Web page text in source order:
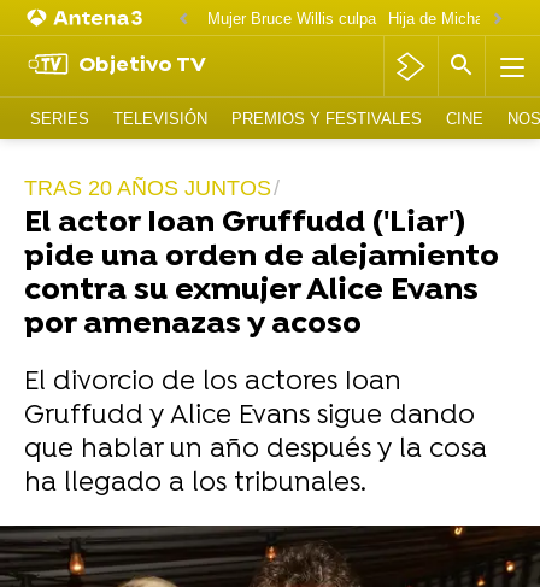
Mujer Bruce Willis culpa
Objetivo TV
SERIES TELEVISIÓN PREMIOS Y FESTIVALES CINE
TRAS 20 AÑOS JUNTOS
El actor Ioan Gruffudd ('Liar')
pide una orden de alejamiento
contra su exmujer Alice Evans
por amenazas y acoso
El divorcio de los actores Ioan
Gruffudd y Alice Evans sigue dando
que hablar un año después y la cosa
ha llegado a los tribunales.